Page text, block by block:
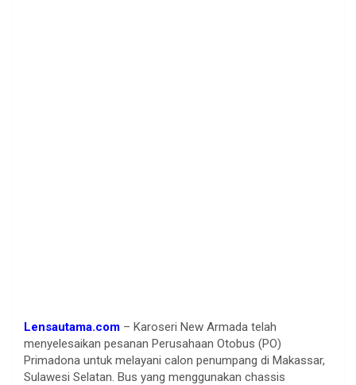
Lensautama.com – Karoseri New Armada telah
menyelesaikan pesanan Perusahaan Otobus (PO)
Primadona untuk melayani calon penumpang di Makassar,
Sulawesi Selatan. Bus yang menggunakan chassis